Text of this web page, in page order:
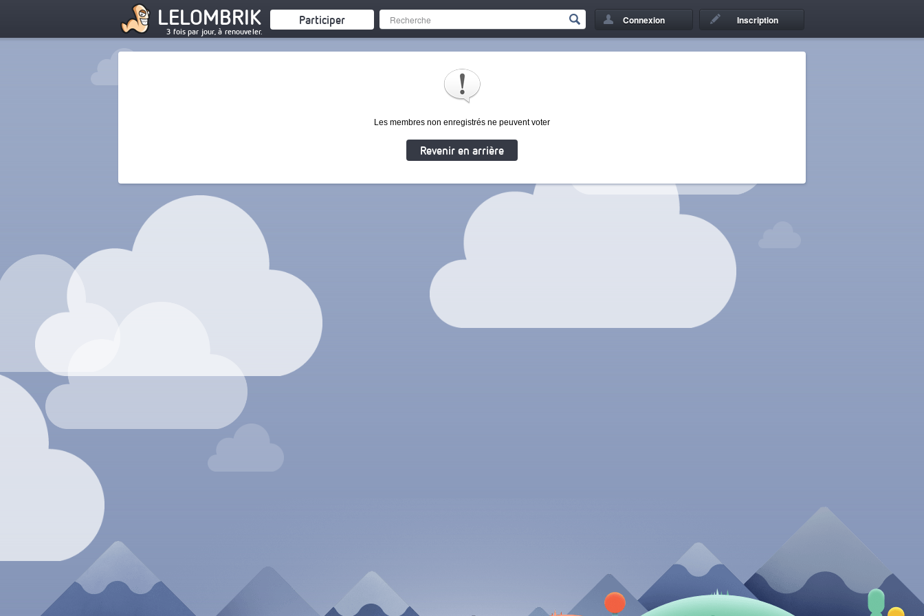
LELOMBRIK
3 fois par jour, à renouveler.
Participer Connexion Inscription
Les membres non enregistrés ne peuvent voter
Revenir en arrière